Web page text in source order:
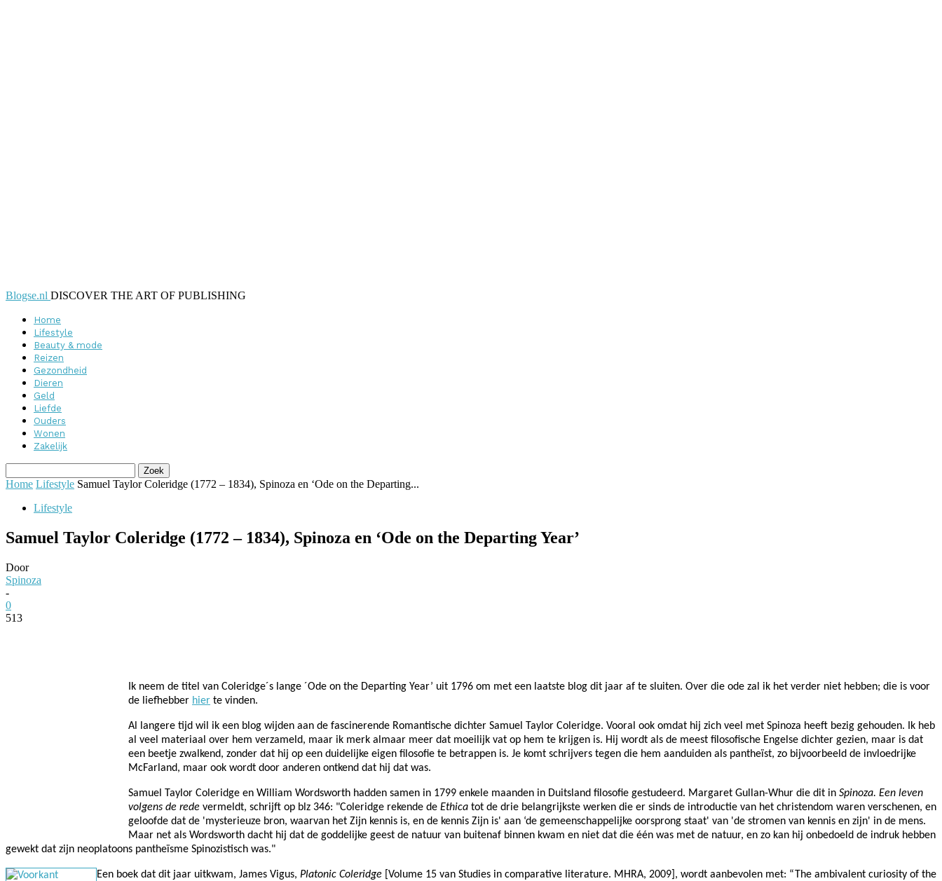
Blogse.nl DISCOVER THE ART OF PUBLISHING
Home
Lifestyle
Beauty & mode
Reizen
Gezondheid
Dieren
Geld
Liefde
Ouders
Wonen
Zakelijk
Home Lifestyle Samuel Taylor Coleridge (1772 – 1834), Spinoza en ‘Ode on the Departing...
Lifestyle
Samuel Taylor Coleridge (1772 – 1834), Spinoza en ‘Ode on the Departing Year’
Door
Spinoza
-
0
513
Ik neem de titel van Coleridge´s lange ´Ode on the Departing Year’ uit 1796 om met een laatste blog dit jaar af te sluiten. Over die ode zal ik het verder niet hebben; die is voor
de liefhebber hier te vinden.
Al langere tijd wil ik een blog wijden aan de fascinerende Romantische dichter Samuel Taylor Coleridge. Vooral ook omdat hij zich veel met Spinoza heeft bezig gehouden. Ik heb
al veel materiaal over hem verzameld, maar ik merk almaar meer dat moeilijk vat op hem te krijgen is. Hij wordt als de meest filosofische Engelse dichter gezien, maar is dat
een beetje zwalkend, zonder dat hij op een duidelijke eigen filosofie te betrappen is. Je komt schrijvers tegen die hem aanduiden als pantheïst, zo bijvoorbeeld de invloedrijke
McFarland, maar ook wordt door anderen ontkend dat hij dat was.
Samuel Taylor Coleridge en William Wordsworth hadden samen in 1799 enkele maanden in Duitsland filosofie gestudeerd. Margaret Gullan-Whur die dit in Spinoza. Een leven
volgens de rede vermeldt, schrijft op blz 346: "Coleridge rekende de Ethica tot de drie belangrijkste werken die er sinds de introductie van het christendom waren verschenen, en
geloofde dat de 'mysterieuze bron, waarvan het Zijn kennis is, en de kennis Zijn is' aan ‘de gemeenschappelijke oorsprong staat' van 'de stromen van kennis en zijn' in de mens.
Maar net als Wordsworth dacht hij dat de goddelijke geest de natuur van buitenaf binnen kwam en niet dat die één was met de natuur, en zo kan hij onbedoeld de indruk hebben
gewekt dat zijn neoplatoons pantheïsme Spinozistisch was."
Een boek dat dit jaar uitkwam, James Vigus, Platonic Coleridge [Volume 15 van Studies in comparative literature. MHRA, 2009], wordt aanbevolen met: “The ambivalent curiosity of the